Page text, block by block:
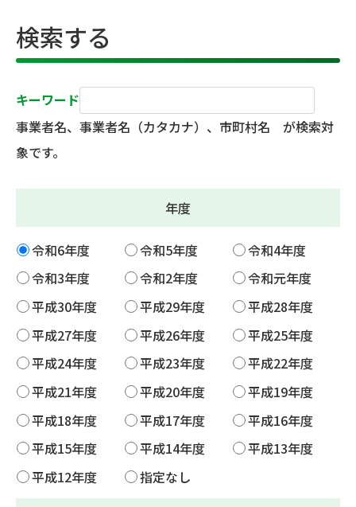
検索する
キーワード
事業者名、事業者名（カタカナ）、市町村名 が検索対
象です。
年度
令和6年度 令和5年度
令和4年度
令和3年度
令和2年度
令和元年度
平成30年度
平成29年度
平成28年度
平成27年度
平成26年度
平成25年度
平成24年度
平成23年度
平成22年度
平成21年度
平成20年度
平成19年度
平成18年度
平成17年度
平成16年度
平成15年度
平成14年度
平成13年度
平成12年度
指定なし